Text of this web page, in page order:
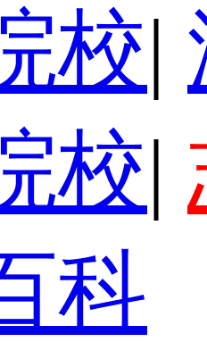
校|
校|
科